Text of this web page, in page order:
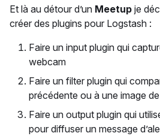
Et là au détour d’un Meetup je
créer des plugins pour Logstash :
Faire un input plugin qui
webcam
Faire un filter plugin qui
précédente ou à une image
Faire un output plugin qui
pour diffuser un message